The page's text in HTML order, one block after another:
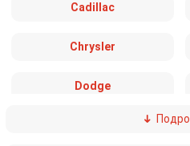
Cadillac
Chrysler
Dodge